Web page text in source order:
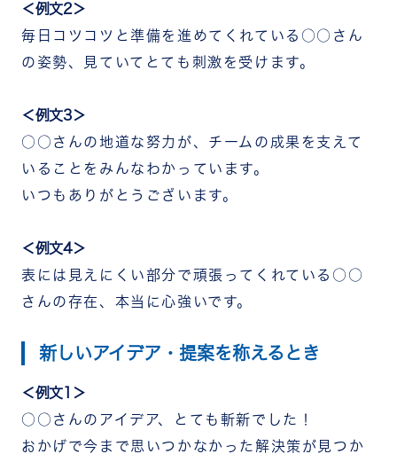
＜例文2＞
毎日コツコツと準備を進めてくれている○○さん
の姿勢、見ていてとても刺激を受けます。
＜例文3＞
○○さんの地道な努力が、チームの成果を支えて
いることをみんなわかっています。
いつもありがとうございます。
＜例文4＞
表には見えにくい部分で頑張ってくれている○○
さんの存在、本当に心強いです。
新しいアイデア・提案を称えるとき
＜例文1＞
○○さんのアイデア、とても斬新でした！
おかげで今まで思いつかなかった解決策が見つか